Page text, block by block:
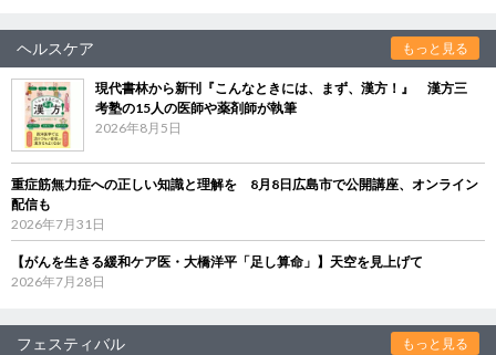
ヘルスケア もっと見る
現代書林から新刊『こんなときには、まず、漢方！』 漢方三
考塾の15人の医師や薬剤師が執筆
2026年8月5日
重症筋無力症への正しい知識と理解を 8月8日広島市で公開講座、オンライン
配信も
2026年7月31日
【がんを生きる緩和ケア医・大橋洋平「足し算命」】天空を見上げて
2026年7月28日
フェスティバル もっと見る